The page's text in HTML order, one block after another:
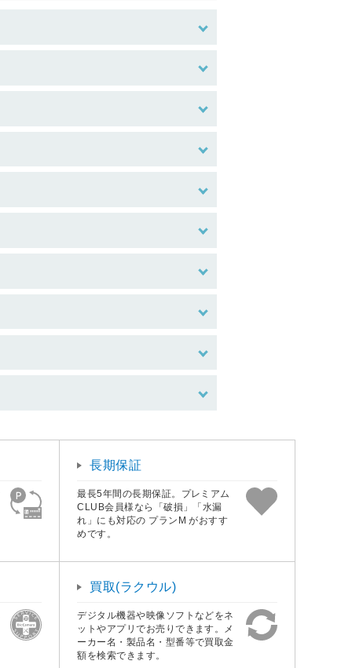
長期保証
最長5年間の長期保証。プレミアム
CLUB会員様なら「破損」「水漏
れ」にも対応の プランM がおすす
めです。
買取(ラクウル)
デジタル機器や映像ソフトなどをネ
ットやアプリでお売りできます。メ
ーカー名・製品名・型番等で買取金
額を検索できます。